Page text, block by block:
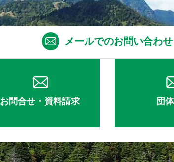
メールでのお問い合わせ
お問合せ・資料請求 団